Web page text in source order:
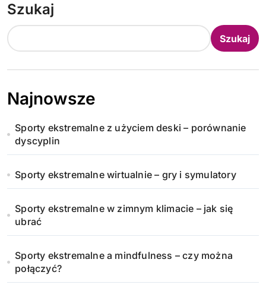
Szukaj
Szukaj
Najnowsze
Sporty ekstremalne z użyciem deski – porównanie
dyscyplin
Sporty ekstremalne wirtualnie – gry i symulatory
Sporty ekstremalne w zimnym klimacie – jak się
ubrać
Sporty ekstremalne a mindfulness – czy można
połączyć?